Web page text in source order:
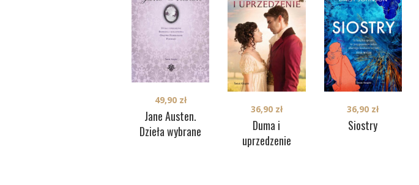
Jane Austen.
Dzieła wybrane
49,90 zł
Duma i
uprzedzenie
36,90 zł
Siostry
36,90 zł